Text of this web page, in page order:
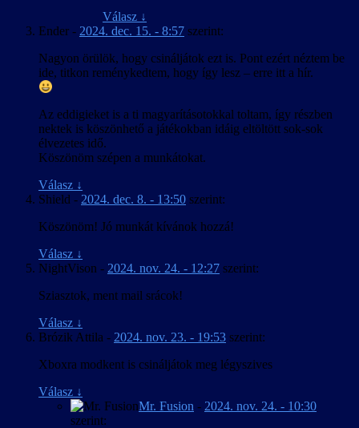
Válasz ↓
Ender - 2024. dec. 15. - 8:57 szerint:
Nagyon örülök, hogy csináljátok ezt is. Pont ezért néztem be
ide, titkon reménykedtem, hogy így lesz – erre itt a hír.
Az eddigieket is a ti magyarításotokkal toltam, így részben
nektek is köszönhető a játékokban idáig eltöltött sok-sok
élvezetes idő.
Köszönöm szépen a munkátokat.
Válasz ↓
Shield - 2024. dec. 8. - 13:50 szerint:
Köszönöm! Jó munkát kívánok hozzá!
Válasz ↓
NightVison - 2024. nov. 24. - 12:27 szerint:
Sziasztok, ment mail srácok!
Válasz ↓
Brózik Attila - 2024. nov. 23. - 19:53 szerint:
Xboxra modkent is csináljátok meg légyszives
Válasz ↓
Mr. Fusion - 2024. nov. 24. - 10:30
szerint: